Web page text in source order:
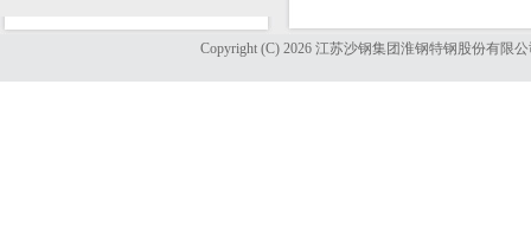
Copyright (C) 2026 江苏沙钢集团淮钢特钢股份有限